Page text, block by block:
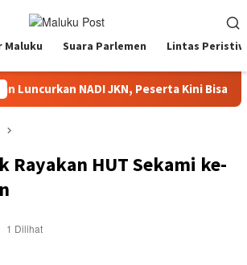
Maluku Suara Parlemen Lintas
Luncurkan NADI JKN, Peserta Kini Bisa
Rayakan HUT Sekami ke-
1 Dilihat